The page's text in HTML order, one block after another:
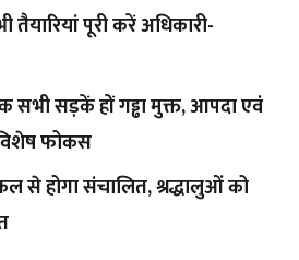
पूरी करें अधिकारी-
सभी सड़कें हों गड्ढा मुक्त, आपदा एवं
विशेष फोकस
से होगा संचालित, श्रद्धालुओं को